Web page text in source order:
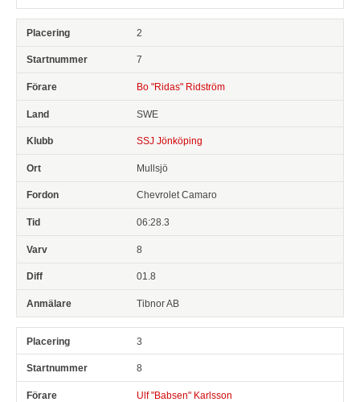
2
7
Bo "Ridas" Ridström
SWE
SSJ Jönköping
Mullsjö
Chevrolet Camaro
06:28.3
8
01.8
Tibnor AB
3
8
Ulf "Babsen" Karlsson